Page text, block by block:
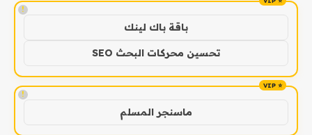
!
باقة باك لينك
تحسين محركات البحث SEO
!
ماسنجر المسلم